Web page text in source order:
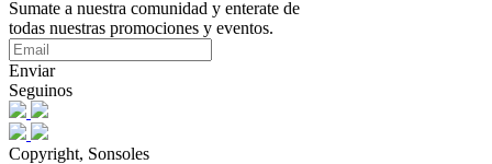
Sumate a nuestra comunidad y enterate de
todas nuestras promociones y eventos.
Enviar
Seguinos
Copyright, Sonsoles